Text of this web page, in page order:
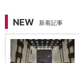
NEW 新着記事